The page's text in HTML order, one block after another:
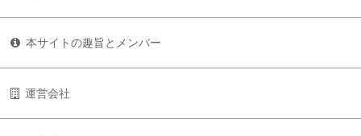
本サイトの趣旨とメンバー
運営会社